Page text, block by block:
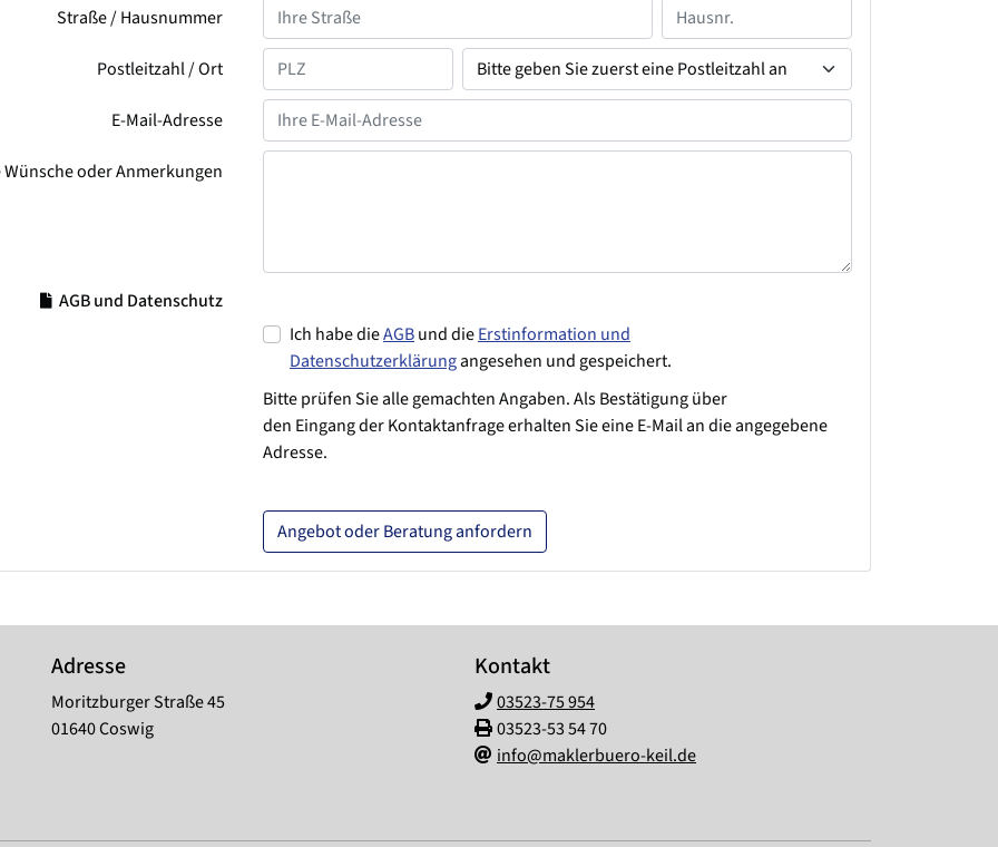
Straße / Hausnummer
Postleitzahl / Ort
E-Mail-Adresse
oder Anmerkungen
AGB und Datenschutz
Ich habe dieAGBund dieErstinformation und
Datenschutzerklärungangesehen und gespeichert.
Bitte prüfen Sie alle gemachten Angaben. Als Bestätigung über
den Eingang der Kontaktanfrage erhalten Sie eine E-Mail an die angegebene
Adresse.
Angebot oder Beratung anfordern
Adresse
Moritzburger Straße 45
01640 Coswig
Kontakt
03523-75 954
03523-53 54 70
info@maklerbuero-keil.de